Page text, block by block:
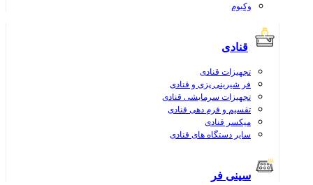
وکیوم
قنادی
تجهیزات قنادی
فر شیرینی پزی و قنادی
تجهیزات سرمایشی قنادی
تقسیم و فرم دهی قنادی
میکسر قنادی
سایر دستگاه های قنادی
سینی فر